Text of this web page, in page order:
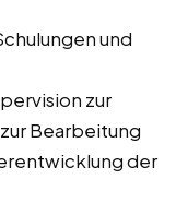
und
zur
Bearbeitung
der